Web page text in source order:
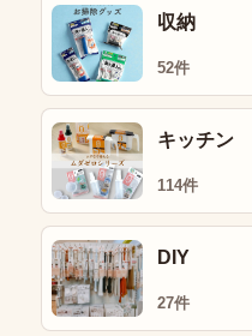
収納
52件
キッチン
114件
DIY
27件